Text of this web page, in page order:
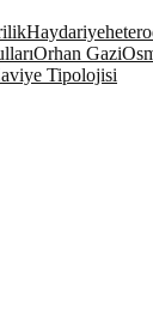
Haydariye
Orhan Gazi
Tipolojisi